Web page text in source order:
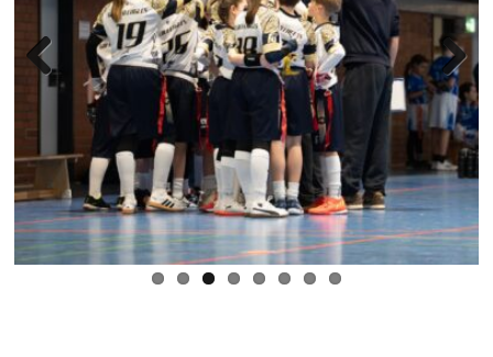
Previous Next